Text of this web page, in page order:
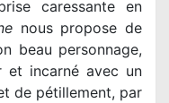
caressante en
nous propose de
beau personnage,
et incarné avec un
de pétillement, par